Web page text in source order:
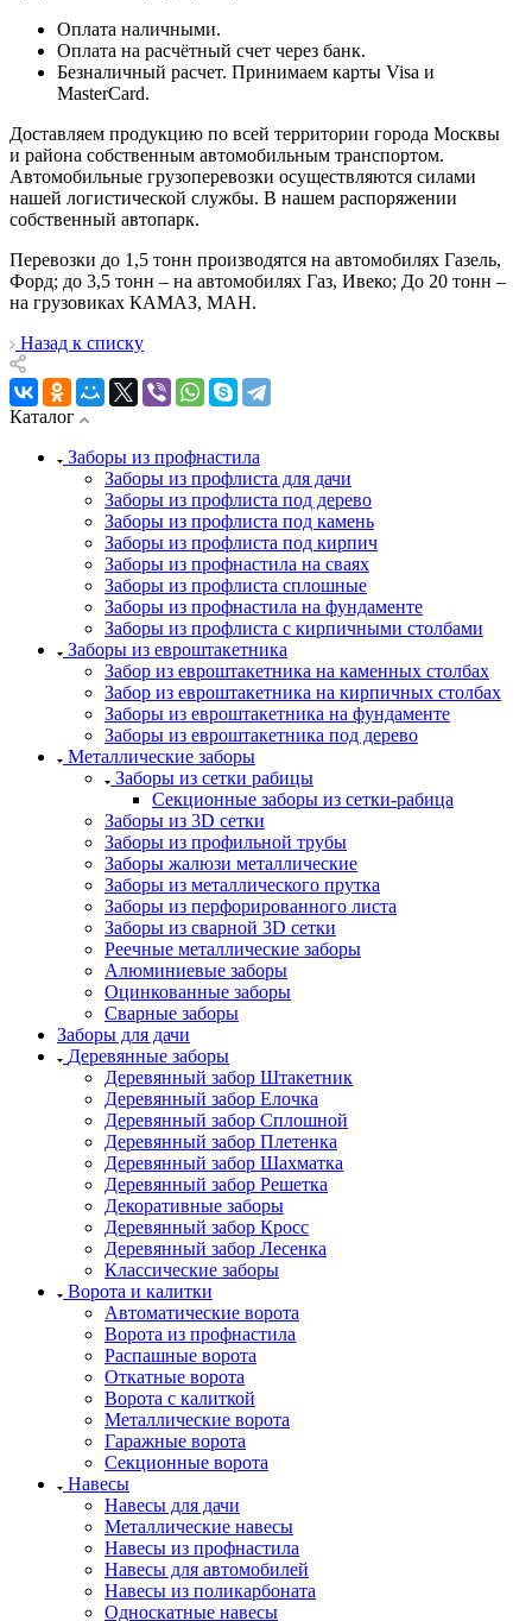
Оплата наличными.
Оплата на расчётный счет через банк.
Безналичный расчет. Принимаем карты Visa и
MasterCard.
Доставляем продукцию по всей территории города Москвы
и района собственным автомобильным транспортом.
Автомобильные грузоперевозки осуществляются силами
нашей логистической службы. В нашем распоряжении
собственный автопарк.
Перевозки до 1,5 тонн производятся на автомобилях Газель,
Форд; до 3,5 тонн – на автомобилях Газ, Ивеко; До 20 тонн –
на грузовиках КАМАЗ, МАН.
Назад к списку
Каталог
Заборы из профнастила
Заборы из профлиста для дачи
Заборы из профлиста под дерево
Заборы из профлиста под камень
Заборы из профлиста под кирпич
Заборы из профнастила на сваях
Заборы из профлиста сплошные
Заборы из профнастила на фундаменте
Заборы из профлиста с кирпичными столбами
Заборы из евроштакетника
Забор из евроштакетника на каменных столбах
Забор из евроштакетника на кирпичных столбах
Заборы из евроштакетника на фундаменте
Заборы из евроштакетника под дерево
Металлические заборы
Заборы из сетки рабицы
Секционные заборы из сетки-рабица
Заборы из 3D сетки
Заборы из профильной трубы
Заборы жалюзи металлические
Заборы из металлического прутка
Заборы из перфорированного листа
Заборы из сварной 3D сетки
Реечные металлические заборы
Алюминиевые заборы
Оцинкованные заборы
Сварные заборы
Заборы для дачи
Деревянные заборы
Деревянный забор Штакетник
Деревянный забор Елочка
Деревянный забор Сплошной
Деревянный забор Плетенка
Деревянный забор Шахматка
Деревянный забор Решетка
Декоративные заборы
Деревянный забор Кросс
Деревянный забор Лесенка
Классические заборы
Ворота и калитки
Автоматические ворота
Ворота из профнастила
Распашные ворота
Откатные ворота
Ворота с калиткой
Металлические ворота
Гаражные ворота
Секционные ворота
Навесы
Навесы для дачи
Металлические навесы
Навесы из профнастила
Навесы для автомобилей
Навесы из поликарбоната
Односкатные навесы